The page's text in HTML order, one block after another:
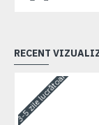
RECENT
3-5 zile lucrătoare